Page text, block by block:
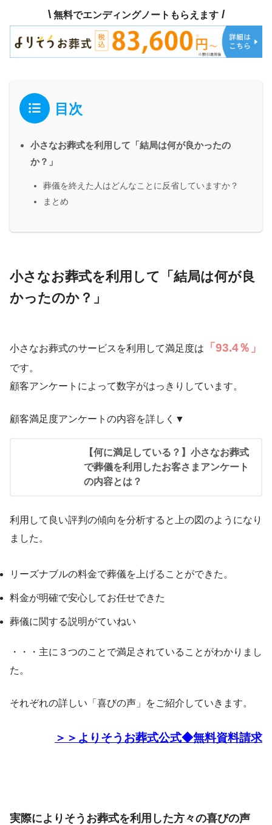
\無料でエンディングノートもらえます/
目次
小さなお葬式を利用して「結局は何が良かったの
か？」
葬儀を終えた人はどんなことに反省していますか？
まとめ
小さなお葬式を利用して「結局は何が良
かったのか？」
小さなお葬式のサービスを利用して満足度は 「93.4％」
です。
顧客アンケートによって数字がはっきりしています。
顧客満足度アンケートの内容を詳しく▼
【何に満足している？】小さなお葬式
で葬儀を利用したお客さまアンケート
の内容とは？
利用して良い評判の傾向を分析すると上の図のようになり
ました。
リーズナブルの料金で葬儀を上げることができた。
料金が明確で安心してお任せできた
葬儀に関する説明がていねい
・・・主に３つのことで満足されていることがわかりまし
た。
それぞれの詳しい「喜びの声」をご紹介していきます。
＞＞よりそうお葬式公式◆無料資料請求
実際によりそうお葬式を利用した方々の喜びの声